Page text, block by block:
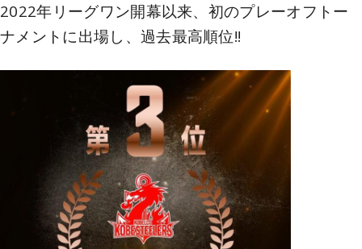
2022年リーグワン開幕以来、初のプレーオフトー
ナメントに出場し、過去最高順位!!